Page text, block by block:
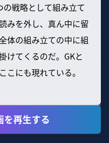
戦略として組み立て
みを外し、真ん中に留
体の組み立ての中に組
けてくるのだ。GKと
こにも現れている。
を再生する